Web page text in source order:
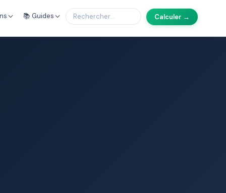
📚 Guides Calculer →